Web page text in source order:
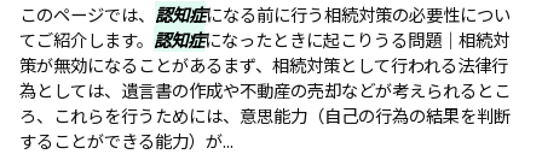
このページでは、 認知症になる前に行う相続対策の必要性につい
てご紹介します。 認知症になったときに起こりうる問題｜相続対
策が無効になることがあるまず、相続対策として行われる法律行
為としては、遺言書の作成や不動産の売却などが考えられるとこ
ろ、これらを行うためには、意思能力（自己の行為の結果を判断
することができる能力）が...